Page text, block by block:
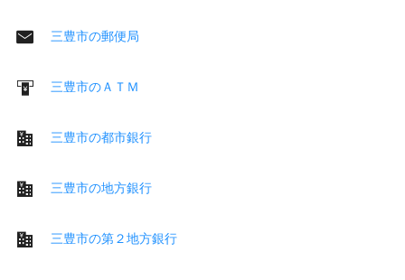
三豊市の郵便局
三豊市のＡＴＭ
三豊市の都市銀行
三豊市の地方銀行
三豊市の第２地方銀行